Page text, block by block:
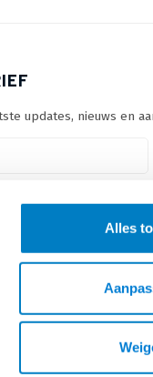
Alles
updates, nieuws en